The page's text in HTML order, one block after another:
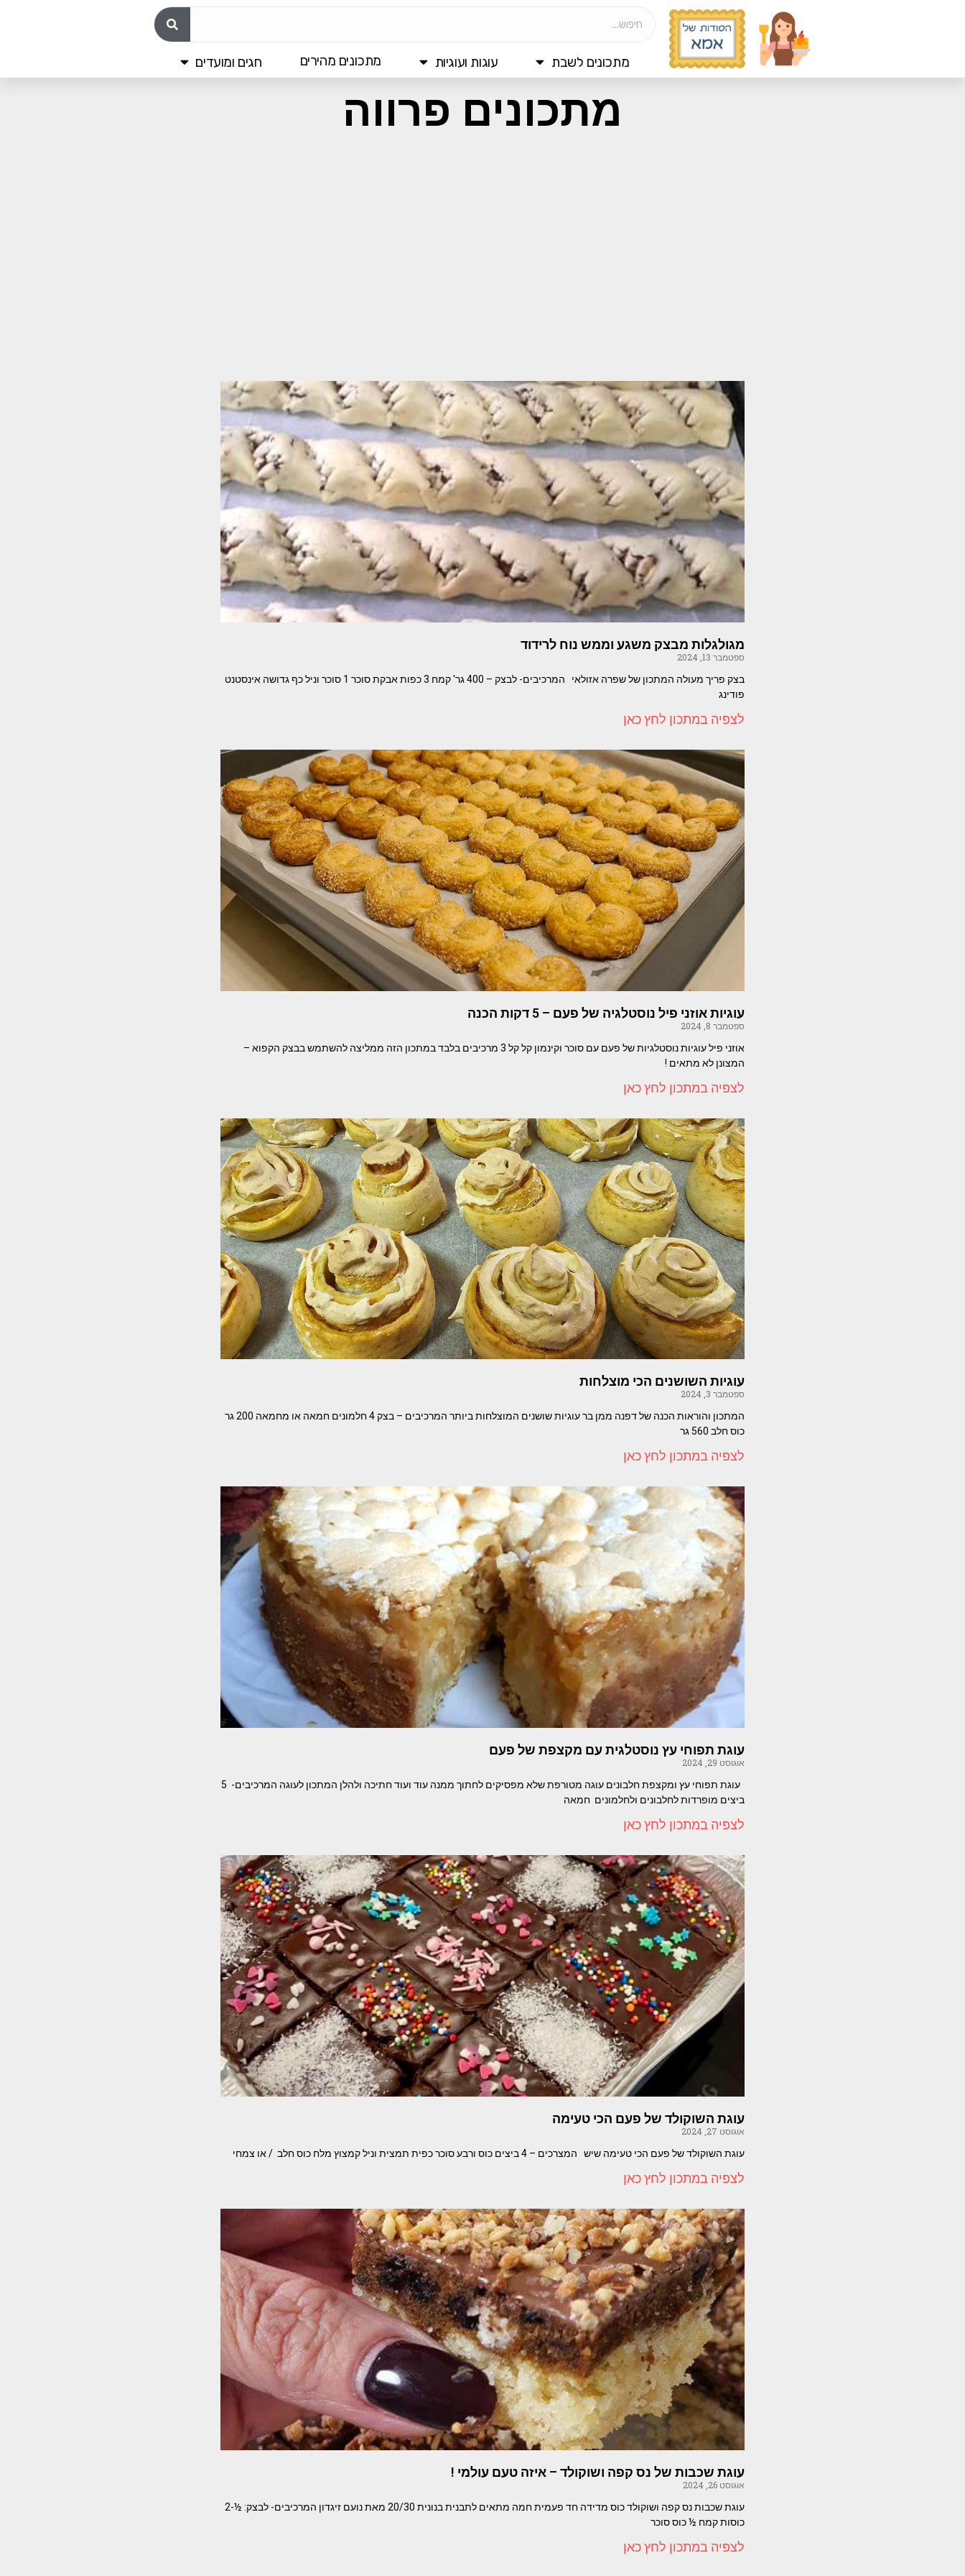
מתכונים לשבת עוגות ועוגיות מתכונים מהירים חגים ומועדים
מתכונים פרווה
מגולגלות מבצק משגע וממש נוח לרידוד
ספטמבר 13, 2024
בצק פריך מעולה המתכון של שפרה אזולאי המרכיבים- לבצק – 400 גר' קמח 3 כפות אבקת סוכר 1 סוכר וניל כף גדושה אינסטנט
פודינג
לצפיה במתכון לחץ כאן
עוגיות אוזני פיל נוסטלגיה של פעם – 5 דקות הכנה
ספטמבר 8, 2024
אוזני פיל עוגיות נוסטלגיות של פעם עם סוכר וקינמון קל קל 3 מרכיבים בלבד במתכון הזה ממליצה להשתמש בבצק הקפוא –
המצונן לא מתאים !
לצפיה במתכון לחץ כאן
עוגיות השושנים הכי מוצלחות
ספטמבר 3, 2024
המתכון והוראות הכנה של דפנה ממן בר עוגיות שושנים המוצלחות ביותר המרכיבים – בצק 4 חלמונים חמאה או מחמאה 200 גר
כוס חלב 560 גר
לצפיה במתכון לחץ כאן
עוגת תפוחי עץ נוסטלגית עם מקצפת של פעם
אוגוסט 29, 2024
עוגת תפוחי עץ ומקצפת חלבונים עוגה מטורפת שלא מפסיקים לחתוך ממנה עוד ועוד חתיכה ולהלן המתכון לעוגה המרכיבים- 5
ביצים מופרדות לחלבונים ולחלמונים חמאה
לצפיה במתכון לחץ כאן
עוגת השוקולד של פעם הכי טעימה
אוגוסט 27, 2024
עוגת השוקולד של פעם הכי טעימה שיש המצרכים – 4 ביצים כוס ורבע סוכר כפית תמצית וניל קמצוץ מלח כוס חלב / או צמחי
לצפיה במתכון לחץ כאן
עוגת שכבות של נס קפה ושוקולד – איזה טעם עולמי !
אוגוסט 26, 2024
עוגת שכבות נס קפה ושוקולד כוס מדידה חד פעמית חמה מתאים לתבנית בנונית 20/30 מאת נועם זיגדון המרכיבים- לבצק: ½-2
כוסות קמח ½ כוס סוכר
לצפיה במתכון לחץ כאן